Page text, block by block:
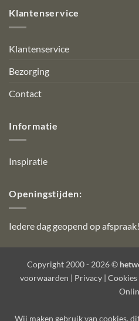
Klantenservice
Klantenservice
Bezorging
Contact
Informatie
Inspiratie
Openingstijden:
Iedere dag geopend op
Copyright 2000 - 2026 ©
voorwaarden | Privacy| Cookies
Wij maken gebruik van cookies,